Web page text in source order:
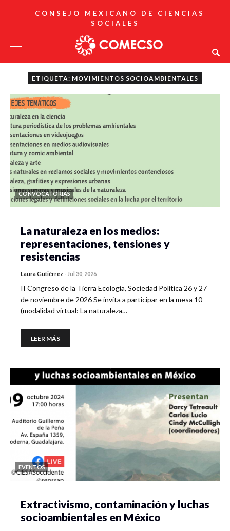
CONSEJO MEXICANO DE CIENCIAS
SOCIALES
ETIQUETA: MOVIMIENTOS SOCIOAMBIENTALES
CONVOCATORIAS
La naturaleza en los medios:
representaciones, tensiones y
resistencias
Laura Gutiérrez - Jul 30, 2026
II Congreso de la Tierra Ecología, Sociedad Política 26 y 27
de noviembre de 2026 Se invita a participar en la mesa 10
(modalidad virtual: La naturaleza…
LEER MÁS
EVENTOS
Extractivismo, contaminación y luchas
socioambientales en México